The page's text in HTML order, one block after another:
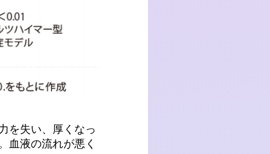
を失い、厚くなっ
血液の流れが悪く